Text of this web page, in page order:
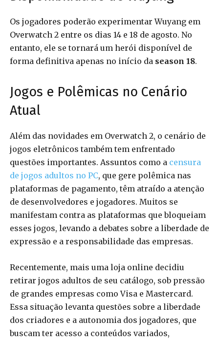
Os jogadores poderão experimentar Wuyang em
Overwatch 2 entre os dias 14 e 18 de agosto. No
entanto, ele se tornará um herói disponível de
forma definitiva apenas no início da season 18.
Jogos e Polêmicas no Cenário
Atual
Além das novidades em Overwatch 2, o cenário de
jogos eletrônicos também tem enfrentado
questões importantes. Assuntos como a censura
de jogos adultos no PC, que gere polêmica nas
plataformas de pagamento, têm atraído a atenção
de desenvolvedores e jogadores. Muitos se
manifestam contra as plataformas que bloqueiam
esses jogos, levando a debates sobre a liberdade de
expressão e a responsabilidade das empresas.
Recentemente, mais uma loja online decidiu
retirar jogos adultos de seu catálogo, sob pressão
de grandes empresas como Visa e Mastercard.
Essa situação levanta questões sobre a liberdade
dos criadores e a autonomia dos jogadores, que
buscam ter acesso a conteúdos variados,